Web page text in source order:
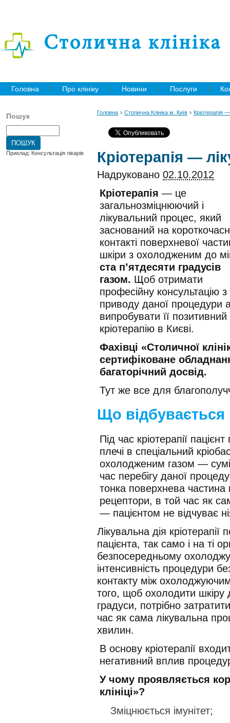
Головна Про клініку Новини Послуги
Пошук
Приклад: Консультація лікарів
Головна › Столична Клініка м. Київ › Кріотерапія
Кріотерапія —
Надруковано 02.10.2012
Кріотерапія — це
загальнозміцнюючий і
лікувальний процес, який
заснований на
контакті поверхневої
шкіри з охолодженим до
ста п’ятдесяти градусів
газом. Щоб отримати
професійну консультацію з
приводу даної процедури
випробувати її
кріотерапію в Києві.
Фахівці «Столичної
сертифіковане
багаторічний досвід.
Тут же все для
Що відбувається
Під час кріотерапії
плечі в спеціальний
охолодженим газом —
час перебігу даної
тонка поверхнева частина
рецептори, в той час як
— пацієнтом не відчуває
Лікувальна дія
пацієнта, так само і на ті
безпосередньому
інтенсивність процедури
контакту між
того, щоб охолодити
градуси, потрібно
час як сама лікувальна
хвилин.
В основу кріотерапії
негативний вплив
У чому проявляється
клініці»?
Зміцнюється імунітет;